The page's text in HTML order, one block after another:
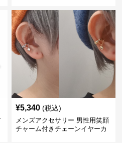
¥5,340 (税込)
メンズアクセサリー 男性用笑顔
チャーム付きチェーンイヤーカ